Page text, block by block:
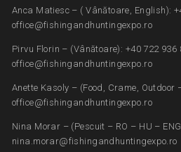
Anca Matiesc – ( Vânătoare, English):
office@fishingandhuntingexpo.ro
Pirvu Florin – (Vânătoare): +40 722 936
office@fishingandhuntingexpo.ro
Anette Kasoly – (Food, Crame, Outdoor
office@fishingandhuntingexpo.ro
Nina Morar – (Pescuit – RO – HU –
nina.morar@fishingandhuntingexpo.ro